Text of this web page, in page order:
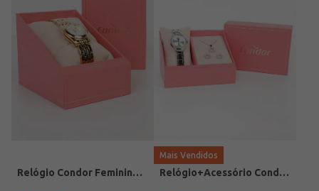
Relógio Condor Feminino DOURADO
Mais Vendidos
Relógio+Acessório Condor Feminino PRATA